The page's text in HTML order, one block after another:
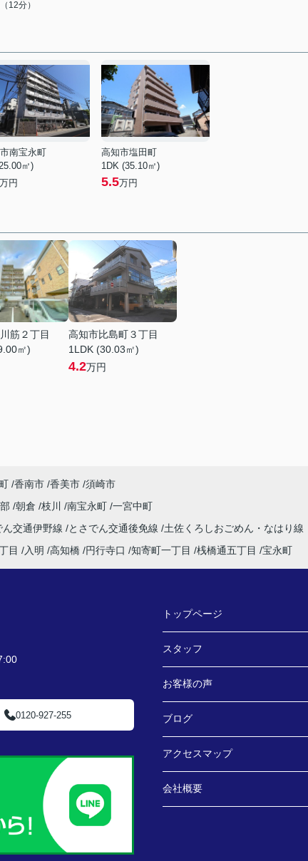
12分）
南宝永町
㎡)
万円
高知市塩田町
1DK (35.10㎡)
5.5万円
筋２丁目
㎡)
高知市比島町３丁目
1LDK (30.03㎡)
4.2万円
香南市 香美市 須崎市
朝倉 枝川 南宝永町 一宮中町
ん交通伊野線 とさでん交通後免線
土佐くろしおごめん・なはり線
目 入明 高知橋 円行寺口 知寄町一丁目 桟橋通五丁目 宝永町
0120-927-255
トップページ
スタッフ
お客様の声
ブログ
アクセスマップ
会社概要